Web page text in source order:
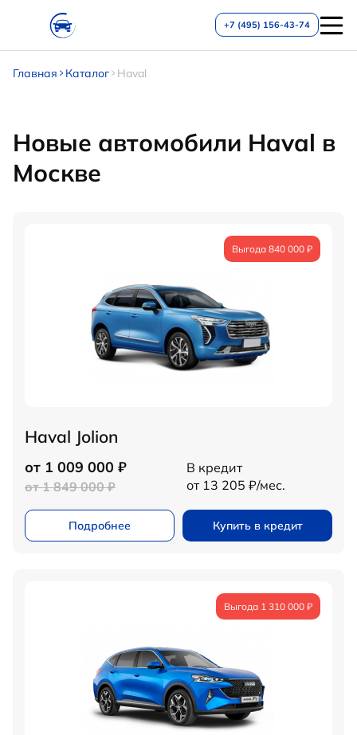
+7 (495) 156-43-74
Главная Каталог Haval
Новые автомобили Haval в
Москве
Выгода 840 000 ₽
Haval Jolion
от 1 009 000 ₽
от 1 849 000 ₽
В кредит
от 13 205 ₽/мес.
Подробнее Купить в кредит
Выгода 1 310 000 ₽